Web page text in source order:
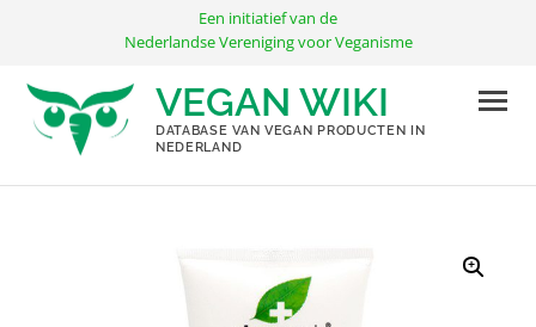
inhoud
Een initiatief van de
Nederlandse Vereniging voor Veganisme
VEGAN WIKI
DATABASE VAN VEGAN PRODUCTEN IN
NEDERLAND